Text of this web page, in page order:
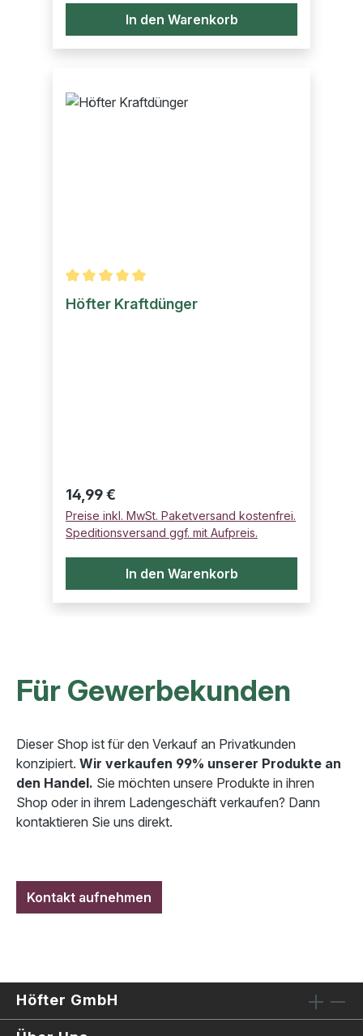
In den Warenkorb
Durchschnittliche Bewertung von 5 von 5 Sternen
Höfter Kraftdünger
Regulärer Preis:
14,99 €
Preise inkl. MwSt. Paketversand kostenfrei.
Speditionsversand ggf. mit Aufpreis.
In den Warenkorb
Für Gewerbekunden
Dieser Shop ist für den Verkauf an Privatkunden
konzipiert. Wir verkaufen 99% unserer Produkte an
den Handel. Sie möchten unsere Produkte in ihren
Shop oder in ihrem Ladengeschäft verkaufen? Dann
kontaktieren Sie uns direkt.
Kontakt aufnehmen
Höfter GmbH